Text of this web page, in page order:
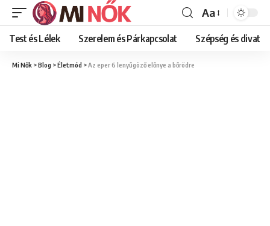
Font
Resizer
Aa
Test és Lélek Szerelem és Párkapcsolat Szépség és divat
Mi Nők >Blog >Életmód >Az eper 6 lenyűgöző előnye a bőrödre